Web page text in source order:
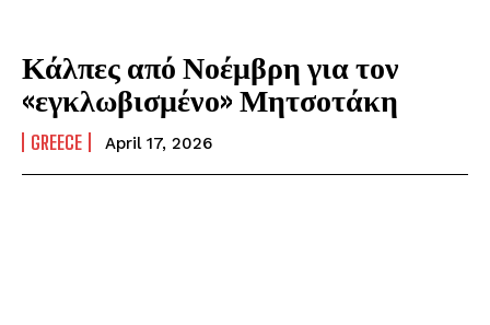
Κάλπες από Νοέμβρη για τον
«εγκλωβισμένο» Μητσοτάκη
GREECE April 17, 2026